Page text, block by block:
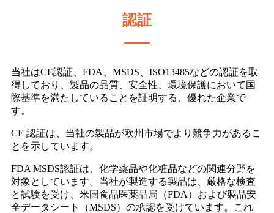
認証
当社はCE認証、FDA、MSDS、ISO13485などの認証を取
得しており、製品の品質、安全性、環境保護において国
際基準を満たしていることを証明する、優れた企業で
す。
CE 認証は、当社の製品が欧州市場でより競争力があるこ
とを示しています。
FDA MSDS認証は、化学薬品や化粧品などの関連分野を
対象としています。当社が製造する製品は、厳格な検査
と試験を受け、米国食品医薬品局（FDA）および製品安
全データシート（MSDS）の承認を受けています。これ